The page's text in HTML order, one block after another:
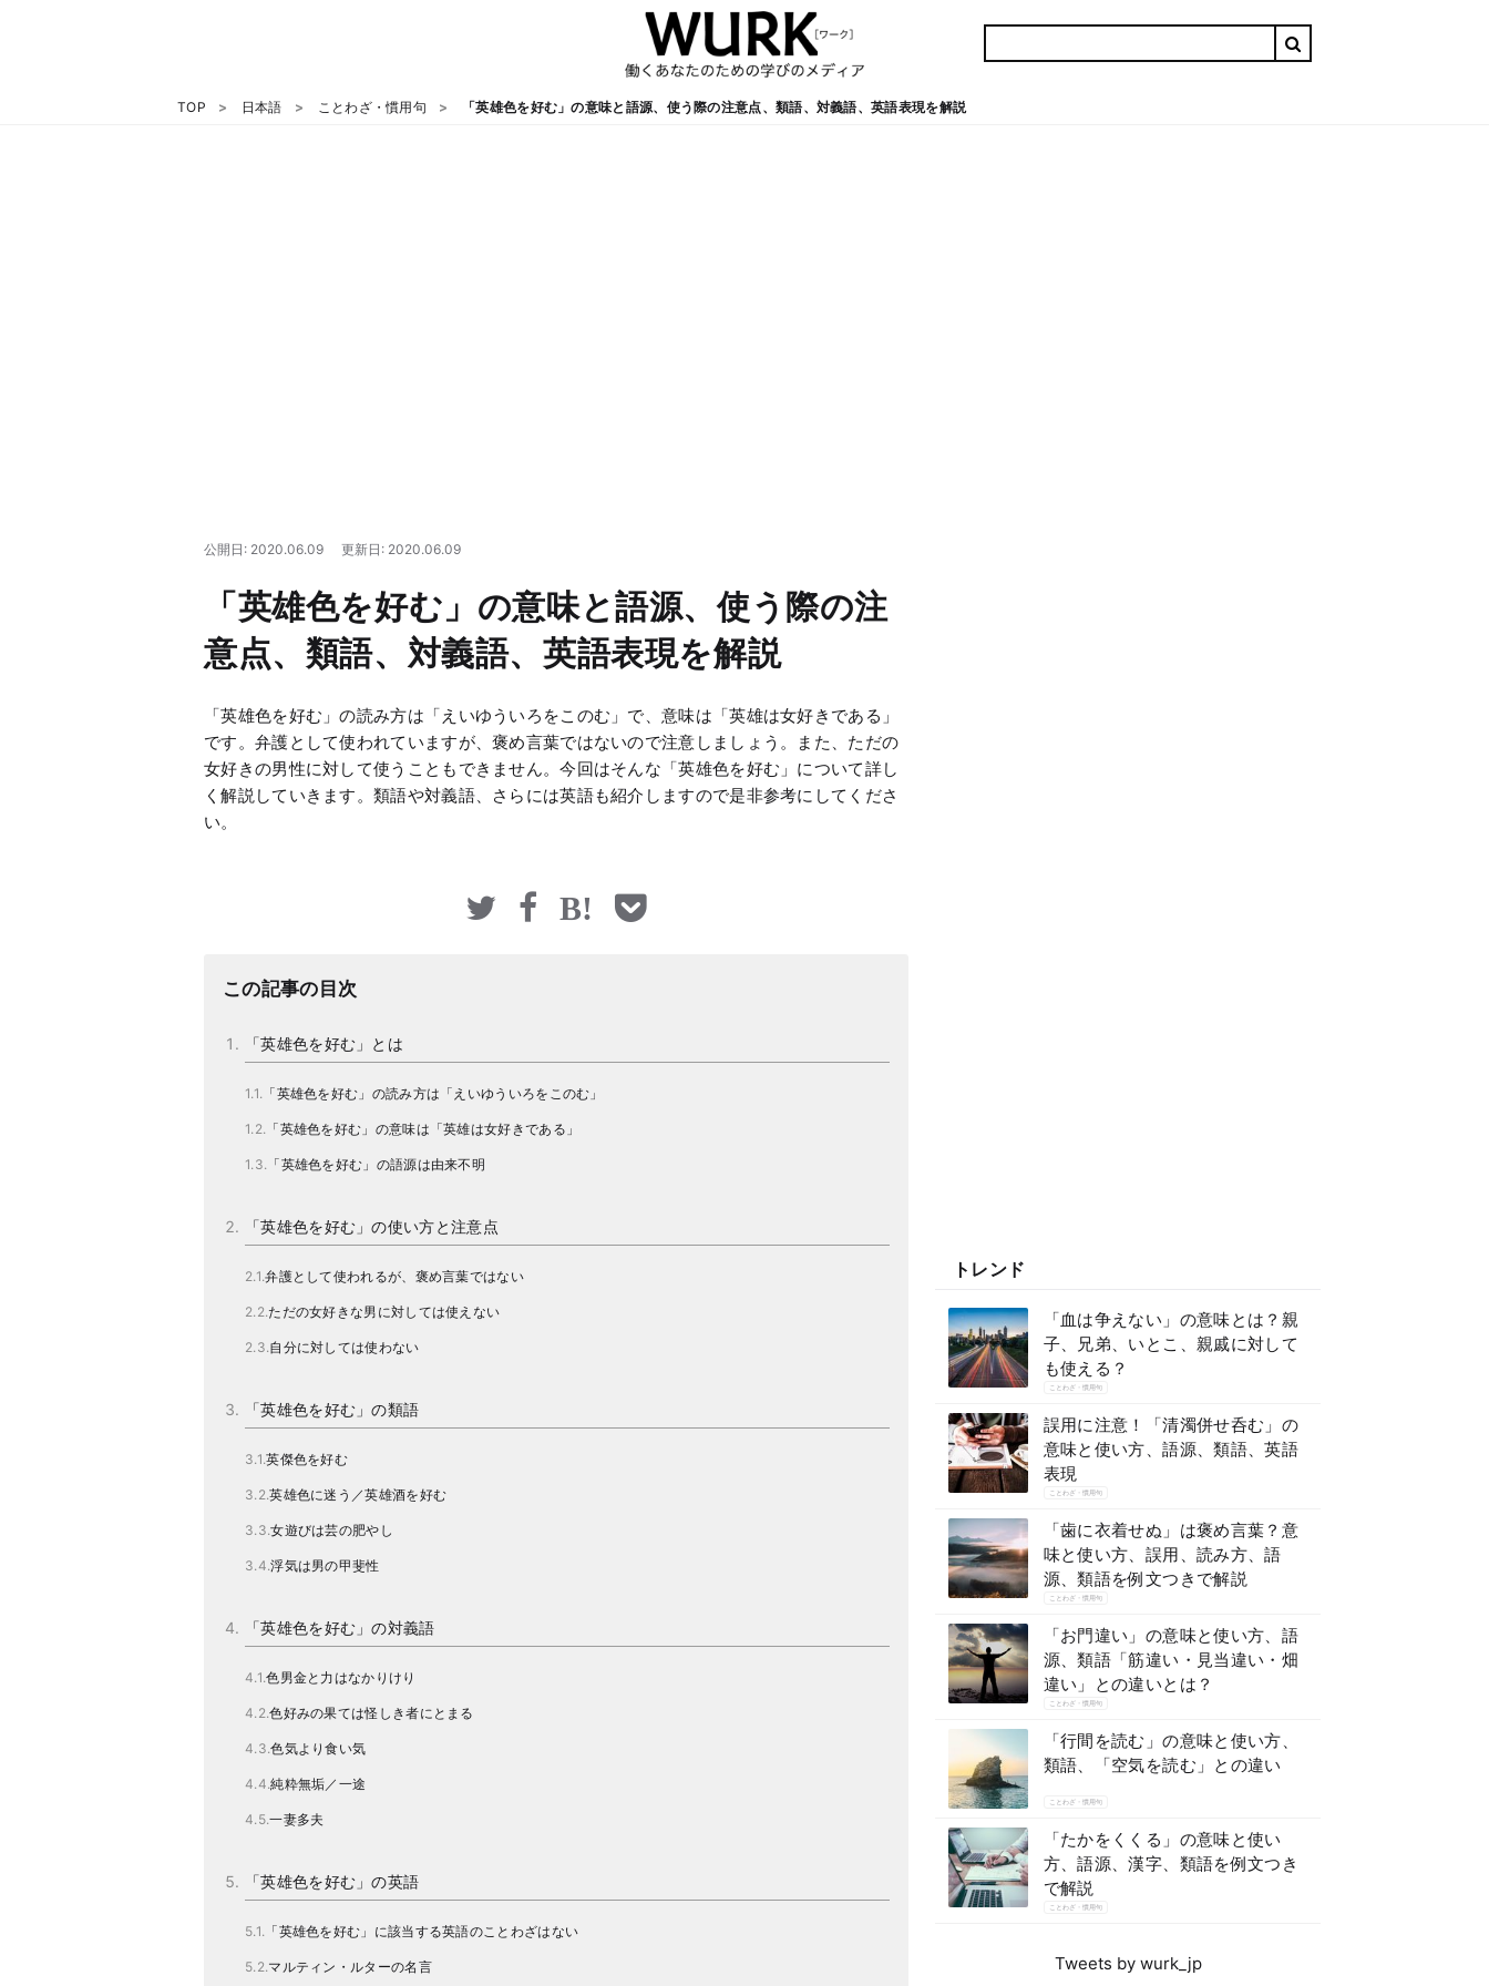
TOP 日本語 ことわざ・慣用句 「英雄色を好む」の意味と語源、使う際の注意点、類語、対義語、英語表現を解説
公開日: 2020.06.09 更新日: 2020.06.09
「英雄色を好む」の意味と語源、使う際の注
意点、類語、対義語、英語表現を解説
「英雄色を好む」の読み方は「えいゆういろをこのむ」で、意味は「英雄は女好きである」
です。弁護として使われていますが、褒め言葉ではないので注意しましょう。また、ただの
女好きの男性に対して使うこともできません。今回はそんな「英雄色を好む」について詳し
く解説していきます。類語や対義語、さらには英語も紹介しますので是非参考にしてくださ
い。
この記事の目次
「英雄色を好む」とは
「英雄色を好む」の読み方は「えいゆういろをこのむ」
「英雄色を好む」の意味は「英雄は女好きである」
「英雄色を好む」の語源は由来不明
「英雄色を好む」の使い方と注意点
弁護として使われるが、褒め言葉ではない
ただの女好きな男に対しては使えない
自分に対しては使わない
「英雄色を好む」の類語
英傑色を好む
英雄色に迷う／英雄酒を好む
女遊びは芸の肥やし
浮気は男の甲斐性
「英雄色を好む」の対義語
色男金と力はなかりけり
色好みの果ては怪しき者にとまる
色気より食い気
純粋無垢／一途
一妻多夫
「英雄色を好む」の英語
「英雄色を好む」に該当する英語のことわざはない
マルティン・ルターの名言
トレンド
「血は争えない」の意味とは？親
子、兄弟、いとこ、親戚に対して
も使える？
ことわざ・慣用句
誤用に注意！「清濁併せ呑む」の
意味と使い方、語源、類語、英語
表現
ことわざ・慣用句
「歯に衣着せぬ」は褒め言葉？意
味と使い方、誤用、読み方、語
源、類語を例文つきで解説
ことわざ・慣用句
「お門違い」の意味と使い方、語
源、類語「筋違い・見当違い・畑
違い」との違いとは？
ことわざ・慣用句
「行間を読む」の意味と使い方、
類語、「空気を読む」との違い
ことわざ・慣用句
「たかをくくる」の意味と使い
方、語源、漢字、類語を例文つき
で解説
ことわざ・慣用句
Tweets by wurk_jp